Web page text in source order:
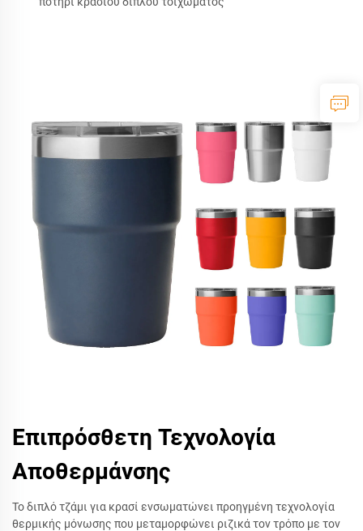
Επιπρόσθετη Τεχνολογία
Αποθερμάνσης
Το διπλό τζάμι για κρασί ενσωματώνει προηγμένη τεχνολογία
θερμικής μόνωσης που μεταμορφώνει ριζικά τον τρόπο με τον